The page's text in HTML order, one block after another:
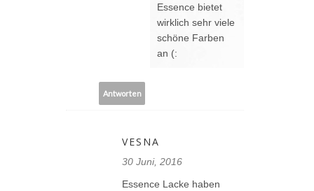
Essence bietet
wirklich sehr viele
schöne Farben
an (:
Antworten
VESNA
30 Juni, 2016
Essence Lacke haben